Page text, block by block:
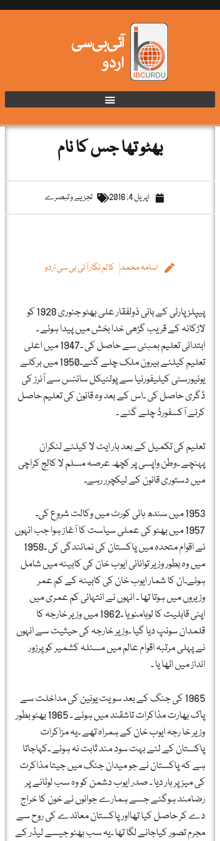
بھٹو تھا جس کا نام
اپریل 4, 2016 تجزیے و تبصرے
اسامہ محمد کالم نگار آئی بی سی اردو
پیپلز پارٹی کے بانی ذولفقار علی بھٹو جنوری 1928 کو
لاڑکانہ کے قریب گڑھی خدا بخش میں پیدا ہوئے ۔
ابتدائی تعلیم بمبئی سے حاصل کی ۔1947 میں اعلی
تعلیم کیلئے بیرون ملک چلے گئے۔1950 میں برکلے
یونیورسٹی کیلیفورنیا سے پولٹیکل سائنس سے آنرز کی
ڈگری حاصل کی ۔اس کے بعد وہ قانون کی تعلیم حاصل
کرنے آکسفورڈ چلے گئے ۔
تعلیم کی تکمیل کے بعد بار ایٹ لا کیلئے لنکران
پہنچے ۔وطن واپسی پر کچھ عرصہ مسلم لا کالج کراچی
میں دستوری قانون کے لیکچرر رہے۔
1953 میں سندھ ہائی کورٹ میں وکالت شروع کی۔
1957 میں بھٹو کی عملی سیاست کا آغاز ہوا جب انہوں
نے اقوام متحدہ میں پاکستان کی نمائندگی کی ۔1958
میں وہ بطور وزیر توانائی ایوب خان کی کابینہ میں شامل
ہوئے۔ان کا شمار ایوب خان کی کابینہ کے کم عمر
وزیروں میں ہوتا تھا ۔ انہوں نے انتہائی کم عمری میں
اپنی قابلیت کا لوہامنویا ۔1962 میں وزیر خارجہ کا
قلمدان سونپ دیا گیا ۔وزیر خارجہ کی حیثیت سے انہوں
نے پہلی مرتبہ اقوام عالم میں مسئلہ کشمیر کو پرزور
انداز میں اٹھا یا ۔
1965 کی جنگ کے بعد سویت یونین کی مداخلت سے
پاک بھارت مذاکرات تاشقند میں ہوئے ۔ 1965 بھٹو بطور
وزیر خا رجہ ایوب خان کے ہمراہ تھے ۔یہ مزاکرات
پاکستان کے لئے بہت سود مند ثابت نہ ہوئے ۔کہاجاتا
ہے کہ پاکستان نے جو میدان جنگ میں جیتا مذاکرت
کی میز پر ہار دیا ۔ صدر ایوب دشمن کو وہ سب لوٹانے پر
رضامند ہوگئے جسے ہمارے جوانوں نے خون کا خراج
دے کر حاصل کیا تھااور پاکستان معائدے کی روح سے
مجرم تصور کیاجانے لگا تھا ۔یہ سب بھٹو جیسے لیڈر کے